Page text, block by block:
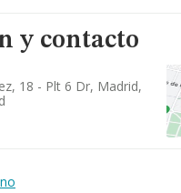
y contacto
18 - Plt 6 Dr, Madrid,